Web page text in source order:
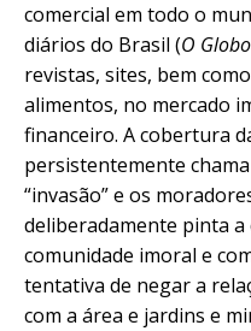
comercial em todo o
diários do Brasil (O Globo
revistas, sites, bem
alimentos, no mercado
financeiro. A cobertura
persistentemente
“invasão” e os
deliberadamente pinta a
comunidade imoral e
tentativa de negar a
com a área e jardins e